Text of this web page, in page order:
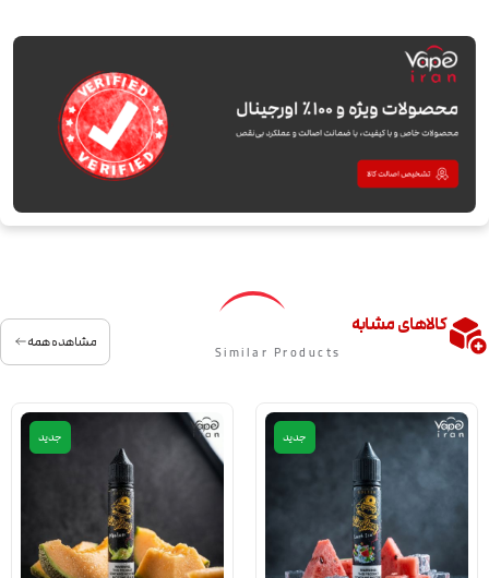
کالاهای مشابه
Similar Products
مشاهده همه
جدید جدید